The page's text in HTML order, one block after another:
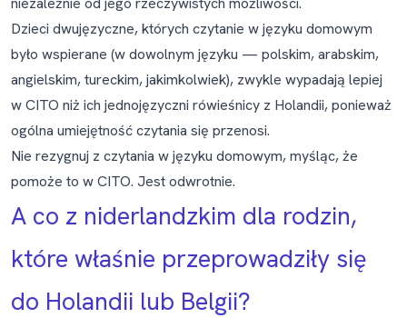
Dzieci dwujęzyczne, których czytanie w języku domowym
było wspierane (w dowolnym języku — polskim, arabskim,
angielskim, tureckim, jakimkolwiek), zwykle wypadają lepiej
w CITO niż ich jednojęzyczni rówieśnicy z Holandii, ponieważ
ogólna umiejętność czytania się przenosi.
Nie rezygnuj z czytania w języku domowym, myśląc, że
pomoże to w CITO. Jest odwrotnie.
A co z niderlandzkim dla rodzin,
które właśnie przeprowadziły się
do Holandii lub Belgii?